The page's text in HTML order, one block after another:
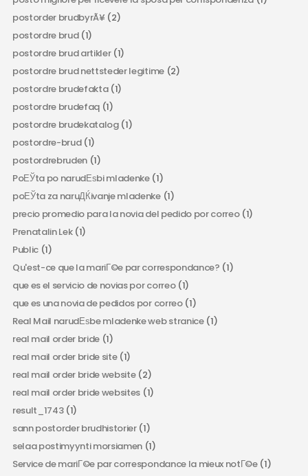
postorder brudbyrÃ¥ (2)
postordre brud(1)
postordre brud artikler(1)
postordre brud nettsteder legitime(2)
postordre brudefakta(1)
postordre brudefaq (1)
postordre brudekatalog(1)
postordre-brud(1)
postordrebruden (1)
PoЕЎta po narudЕѕbi mladenke(1)
poЕЎta za naruДЌivanje mladenke(1)
precio promedio para la novia del pedido por correo(1)
Prenatalin Lek(1)
Public(1)
Qu'est-ce que la mariГ©e par correspondance? (1)
que es el servicio de novias por correo(1)
que es una novia de pedidos por correo(1)
Real Mail narudЕѕbe mladenke web stranice(1)
real mail order bride (1)
real mail order bride site(1)
real mail order bride website(2)
real mail order bride websites (1)
result_1743(1)
sann postorder brudhistorier(1)
selaa postimyynti morsiamen (1)
Service de mariГ©e par correspondance la mieux notГ©e(1)